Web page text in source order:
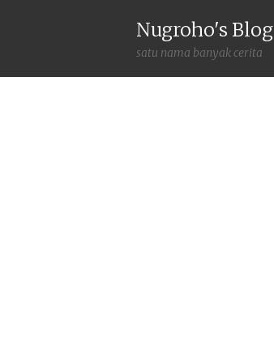
Nugroho's Blog
satu nama banyak cerita